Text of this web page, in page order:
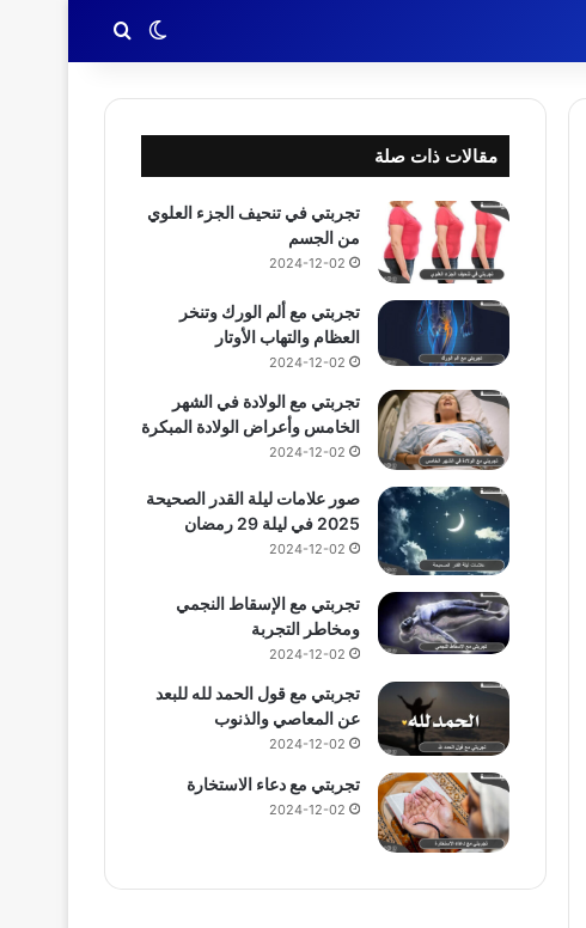
الوضع المظلم
بحث عن
مقالات ذات صلة
تجربتي في تنحيف الجزء العلوي
من الجسم
2024-12-02
تجربتي مع ألم الورك وتنخر
العظام والتهاب الأوتار
2024-12-02
تجربتي مع الولادة في الشهر
الخامس وأعراض الولادة المبكرة
2024-12-02
صور علامات ليلة القدر الصحيحة
2025 في ليلة 29 رمضان
2024-12-02
تجربتي مع الإسقاط النجمي
ومخاطر التجربة
2024-12-02
تجربتي مع قول الحمد لله للبعد
عن المعاصي والذنوب
2024-12-02
تجربتي مع دعاء الاستخارة
2024-12-02